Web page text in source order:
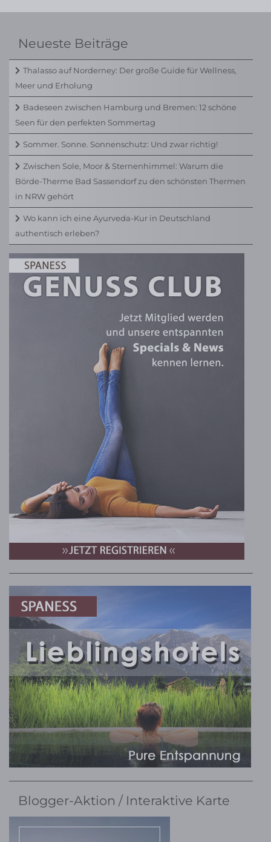
Neueste Beiträge
Thalasso auf Norderney: Der große Guide für Wellness,
Meer und Erholung
Badeseen zwischen Hamburg und Bremen: 12 schöne
Seen für den perfekten Sommertag
Sommer. Sonne. Sonnenschutz: Und zwar richtig!
Zwischen Sole, Moor & Sternenhimmel: Warum die
Börde-Therme Bad Sassendorf zu den schönsten Thermen
in NRW gehört
Wo kann ich eine Ayurveda-Kur in Deutschland
authentisch erleben?
Blogger-Aktion / Interaktive Karte